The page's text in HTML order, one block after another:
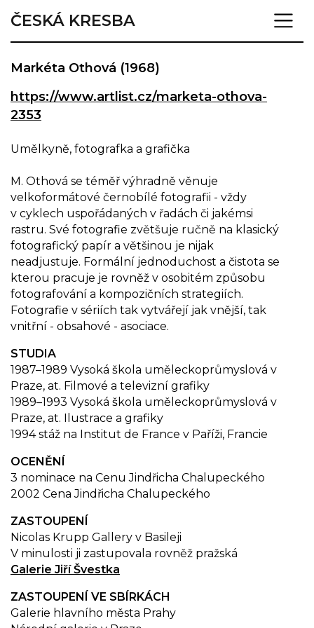
ČESKÁ KRESBA
Markéta Othová (1968)
https://www.artlist.cz/marketa-othova-
2353
Umělkyně, fotografka a grafička
M. Othová se téměř výhradně věnuje
velkoformátové černobílé fotografii - vždy
v cyklech uspořádaných v řadách či jakémsi
rastru. Své fotografie zvětšuje ručně na klasický
fotografický papír a většinou je nijak
neadjustuje. Formální jednoduchost a čistota se
kterou pracuje je rovněž v osobitém způsobu
fotografování a kompozičních strategiích.
Fotografie v sériích tak vytvářejí jak vnější, tak
vnitřní - obsahové - asociace.
STUDIA
1987–1989 Vysoká škola uměleckoprůmyslová v
Praze, at. Filmové a televizní grafiky
1989–1993 Vysoká škola uměleckoprůmyslová v
Praze, at. Ilustrace a grafiky
1994 stáž na Institut de France v Paříži, Francie
OCENĚNÍ
3 nominace na Cenu Jindřicha Chalupeckého
2002 Cena Jindřicha Chalupeckého
ZASTOUPENÍ
Nicolas Krupp Gallery v Basileji
V minulosti ji zastupovala rovněž pražská
Galerie Jiří Švestka
ZASTOUPENÍ VE SBÍRKÁCH
Galerie hlavního města Prahy